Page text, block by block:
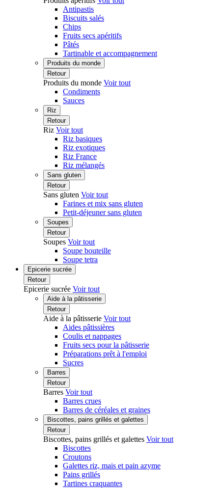
Antipastis
Biscuits salés
Chips
Fruits secs apéritifs
Pâtés
Tartinable et accompagnement
Produits du monde
Retour
Produits du monde Voir tout
Condiments
Sauces
Riz
Retour
Riz Voir tout
Riz basiques
Riz exotiques
Riz France
Riz mélangés
Sans gluten
Retour
Sans gluten Voir tout
Farines et mix sans gluten
Petit-déjeuner sans gluten
Soupes
Retour
Soupes Voir tout
Soupe bouteille
Soupe tetra
Epicerie sucrée
Retour
Epicerie sucrée Voir tout
Aide à la pâtisserie
Retour
Aide à la pâtisserie Voir tout
Aides pâtissières
Coulis et nappages
Fruits secs pour la pâtisserie
Préparations prêt à l'emploi
Sucres
Barres
Retour
Barres Voir tout
Barres crues
Barres de céréales et graines
Biscottes, pains grillés et galettes
Retour
Biscottes, pains grillés et galettes Voir tout
Biscottes
Croutons
Galettes riz, mais et pain azyme
Pains grillés
Tartines craquantes